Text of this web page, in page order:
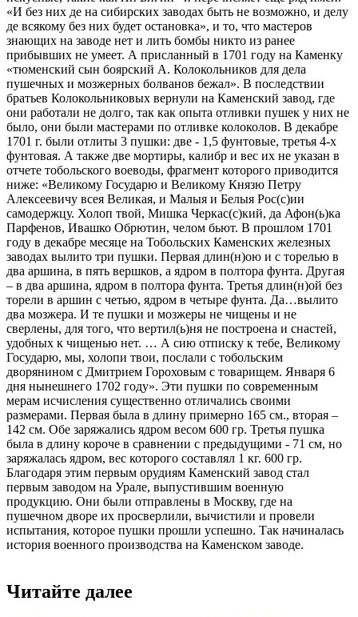
«И без них де на сибирских заводах быть не возможно, и делу
де всякому без них будет остановка», и то, что мастеров
знающих на заводе нет и лить бомбы никто из ранее
прибывших не умеет. А присланный в 1701 году на Каменку
«тюменский сын боярский А. Колокольников для дела
пушечных и мозжерных болванов бежал». В последствии
братьев Колокольниковых вернули на Каменский завод, где
они работали не долго, так как опыта отливки пушек у них не
было, они были мастерами по отливке колоколов. В декабре
1701 г. были отлиты 3 пушки: две - 1,5 фунтовые, третья 4-х
фунтовая. А также две мортиры, калибр и вес их не указан в
отчете тобольского воеводы, фрагмент которого приводится
ниже: «Великому Государю и Великому Князю Петру
Алексеевичу всея Великая, и Малыя и Белыя Рос(с)ии
самодержцу. Холоп твой, Мишка Черкас(с)кий, да Афон(ь)ка
Парфенов, Ивашко Обрютин, челом бьют. В прошлом 1701
году в декабре месяце на Тобольских Каменских железных
заводах вылито три пушки. Первая длин(н)ою и с торелью в
два аршина, в пять вершков, а ядром в полтора фунта. Другая
– в два аршина, ядром в полтора фунта. Третья длин(н)ой без
торели в аршин с четью, ядром в четыре фунта. Да…вылито
два мозжера. И те пушки и мозжеры не чищены и не
сверлены, для того, что вертил(ь)ня не построена и снастей,
удобных к чищенью нет. … А сию отписку к тебе, Великому
Государю, мы, холопи твои, послали с тобольским
дворянином с Дмитрием Гороховым с товарищем. Января 6
дня нынешнего 1702 году». Эти пушки по современным
мерам исчисления существенно отличались своими
размерами. Первая была в длину примерно 165 см., вторая –
142 см. Обе заряжались ядром весом 600 гр. Третья пушка
была в длину короче в сравнении с предыдущими - 71 см, но
заряжалась ядром, вес которого составлял 1 кг. 600 гр.
Благодаря этим первым орудиям Каменский завод стал
первым заводом на Урале, выпустившим военную
продукцию. Они были отправлены в Москву, где на
пушечном дворе их просверлили, вычистили и провели
испытания, которое пушки прошли успешно. Так начиналась
история военного производства на Каменском заводе.
Читайте далее